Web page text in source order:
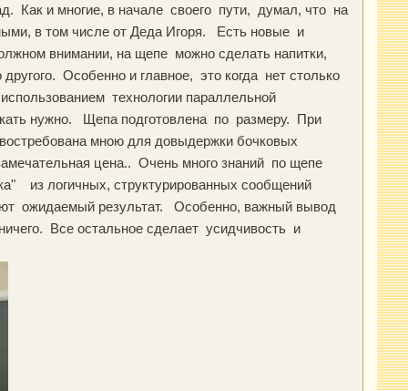
Как и многие, в начале своего пути, думал, что на
в том числе от Деда Игоря. Есть новые и
внимании, на щепе можно сделать напитки,
Особенно и главное, это когда нет столько
технологии параллельной
нужно. Щепа подготовлена по размеру. При
мною для довыдержки бочковых
цена.. Очень много знаний по щепе
из логичных, структурированных сообщений
ожидаемый результат. Особенно, важный вывод
Все остальное сделает усидчивость и